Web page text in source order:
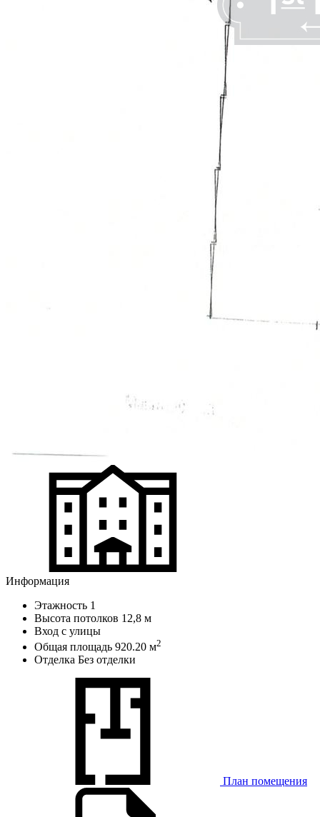
Информация
Этажность 1
Высота потолков 12,8 м
Вход с улицы
Общая площадь 920.20 м2
Отделка Без отделки
План помещения